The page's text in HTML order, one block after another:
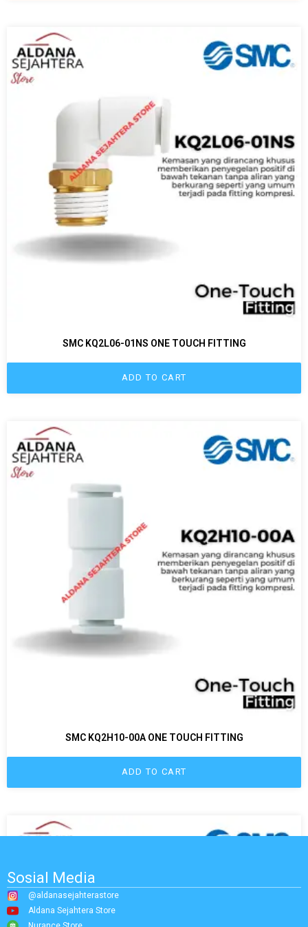
SMC KQ2L06-01NS ONE TOUCH FITTING
ADD TO CART
SMC KQ2H10-00A ONE TOUCH FITTING
ADD TO CART
Sosial Media
@aldanasejahterastore
Aldana Sejahtera Store